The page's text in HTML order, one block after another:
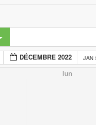
DÉCEMBRE 2022 JAN
lun